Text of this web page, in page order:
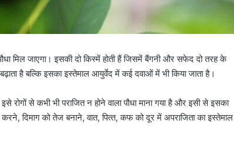
मिल जाएगा। इसकी दो किस्में होती हैं जिसमें बैंगनी और सफेद दो तरह के
है बल्कि इसका इस्तेमाल आयुर्वेद में कई दवाओं में भी किया जाता है।
रोगों से कभी भी पराजित न होने वाला पौधा माना गया है और इसी से इसका
करने, दिमाग को तेज बनाने, वात, पित्‍त, कफ को दूर में अपराजिता का इस्तेमाल